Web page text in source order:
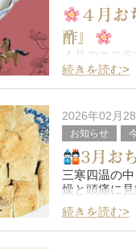
４月お
酢』
４月のエス
甘さ控えめ
続きを読む>
2026年02月28
お知らせ
3月お
三寒四温の
燥と頭痛に
さて、３月
３月＝ホワ
続きを読む>